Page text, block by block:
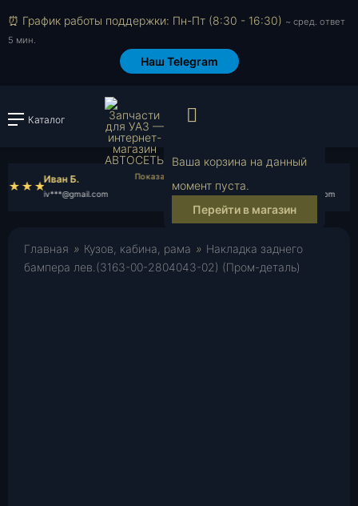
⏰ График работы поддержки: Пн-Пт (8:30 - 16:30) ~ сред. ответ
5 мин.
Наш Telegram
Каталог Войти или
Ваша корзина на данный
момент пуста.
Перейти в магазин
Иван Б.
iv***@gmail.com de***@gmail.com
Главная » Кузов, кабина, рама » Накладка заднего
бампера лев.(3163-00-2804043-02) (Пром-деталь)